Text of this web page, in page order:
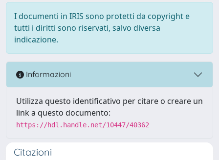
I documenti in IRIS sono protetti da copyright e
tutti i diritti sono riservati, salvo diversa
indicazione.
Informazioni
Utilizza questo identificativo per citare o creare un
link a questo documento:
https://hdl.handle.net/10447/40362
Citazioni